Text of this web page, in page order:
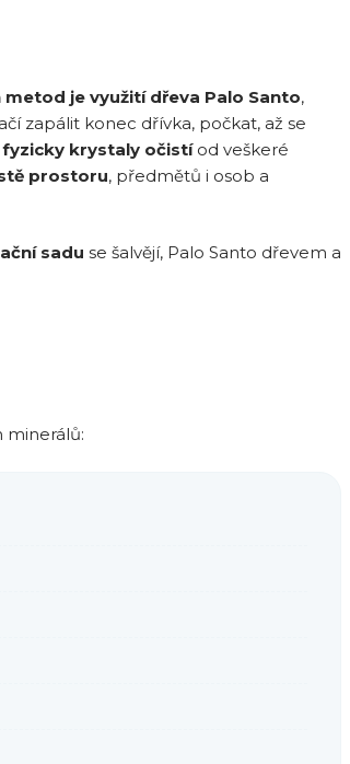
je využití dřeva Palo Santo,
zapálit konec dřívka, počkat, až se
fyzicky krystaly očistíod veškeré
prostoru, předmětů i osob a
sadu se šalvějí, Palo Santo dřevem a
minerálů: